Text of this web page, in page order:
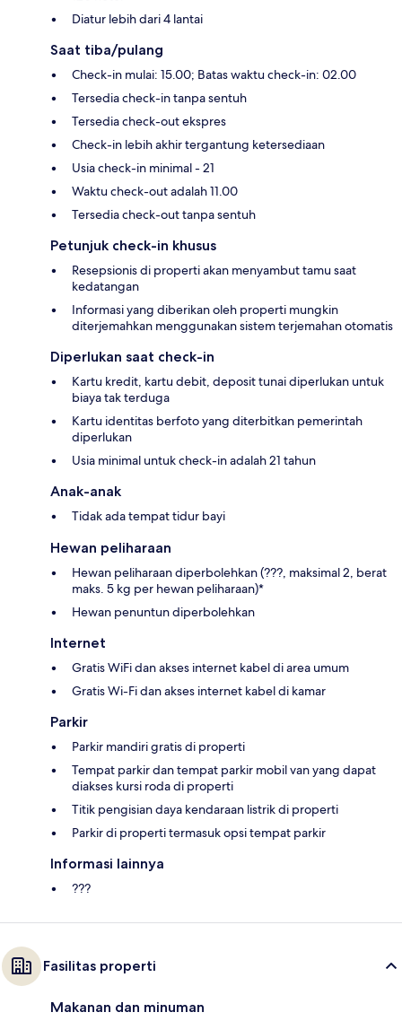
Diatur lebih dari 4 lantai
Saat tiba/pulang
Check-in mulai: 15.00; Batas waktu check-in: 02.00
Tersedia check-in tanpa sentuh
Tersedia check-out ekspres
Check-in lebih akhir tergantung ketersediaan
Usia check-in minimal - 21
Waktu check-out adalah 11.00
Tersedia check-out tanpa sentuh
Petunjuk check-in khusus
Resepsionis di properti akan menyambut tamu saat
kedatangan
Informasi yang diberikan oleh properti mungkin
diterjemahkan menggunakan sistem terjemahan otomatis
Diperlukan saat check-in
Kartu kredit, kartu debit, deposit tunai diperlukan untuk
biaya tak terduga
Kartu identitas berfoto yang diterbitkan pemerintah
diperlukan
Usia minimal untuk check-in adalah 21 tahun
Anak-anak
Tidak ada tempat tidur bayi
Hewan peliharaan
Hewan peliharaan diperbolehkan (???, maksimal 2, berat
maks. 5 kg per hewan peliharaan)*
Hewan penuntun diperbolehkan
Internet
Gratis WiFi dan akses internet kabel di area umum
Gratis Wi-Fi dan akses internet kabel di kamar
Parkir
Parkir mandiri gratis di properti
Tempat parkir dan tempat parkir mobil van yang dapat
diakses kursi roda di properti
Titik pengisian daya kendaraan listrik di properti
Parkir di properti termasuk opsi tempat parkir
Informasi lainnya
???
Fasilitas properti
Makanan dan minuman